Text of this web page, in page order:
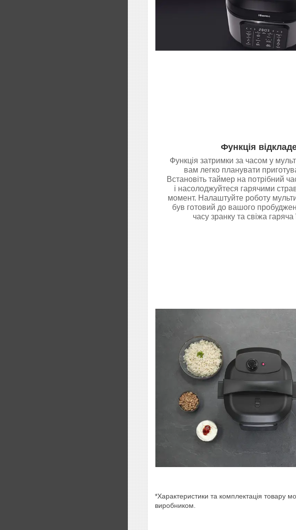
Функція
Функція затримки за часом у
вам легко планувати
Встановіть таймер на потрібний
і насолоджуйтеся гарячими
момент. Налаштуйте роботу
був готовий до вашого
часу зранку та свіжа
*Характеристики та комплектація товару
виробником.